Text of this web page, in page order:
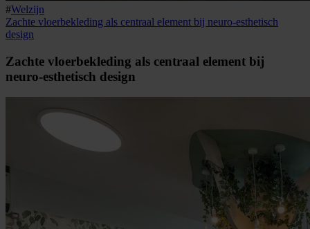
#Welzijn
Zachte vloerbekleding als centraal element bij neuro-esthetisch
design
Zachte vloerbekleding als centraal element bij
neuro-esthetisch design